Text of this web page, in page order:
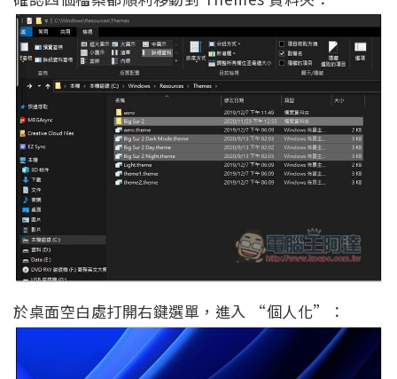
於桌面空白處打開右鍵選單，進入 “個人化”：